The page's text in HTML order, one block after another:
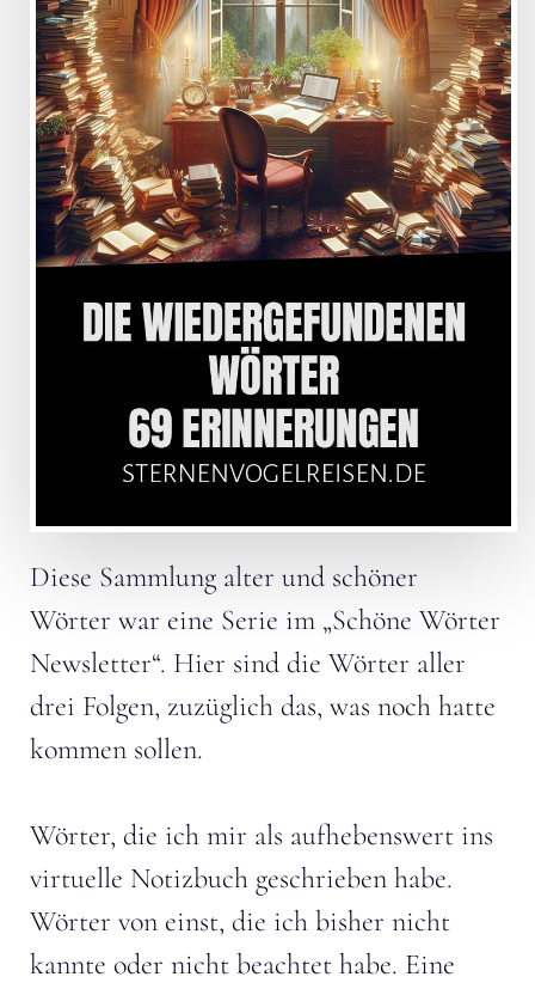
Diese Sammlung alter und schöner
Wörter war eine Serie im „Schöne Wörter
Newsletter“. Hier sind die Wörter aller
drei Folgen, zuzüglich das, was noch hatte
kommen sollen.
Wörter, die ich mir als aufhebenswert ins
virtuelle Notizbuch geschrieben habe.
Wörter von einst, die ich bisher nicht
kannte oder nicht beachtet habe. Eine